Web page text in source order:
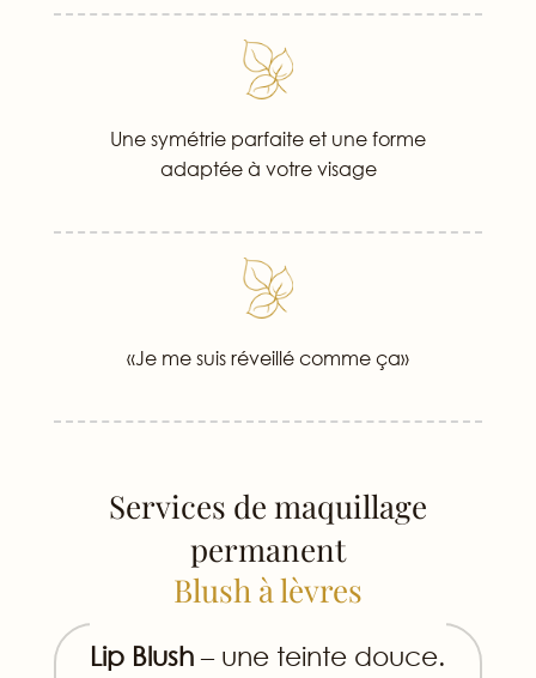
Une symétrie parfaite et une forme
adaptée à votre visage
«Je me suis réveillé comme ça»
Services de maquillage
permanent
Blush à lèvres
Lip Blush– une teinte douce.